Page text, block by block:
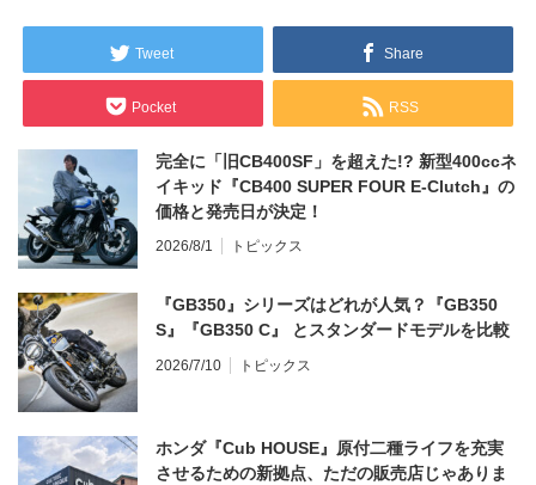
Tweet Share
Pocket RSS
完全に「旧CB400SF」を超えた!? 新型400ccネ
イキッド『CB400 SUPER FOUR E-Clutch』の
価格と発売日が決定！
2026/8/1 トピックス
『GB350』シリーズはどれが人気？『GB350
S』『GB350 C』 とスタンダードモデルを比較
2026/7/10 トピックス
ホンダ『Cub HOUSE』原付二種ライフを充実
させるための新拠点、ただの販売店じゃありま